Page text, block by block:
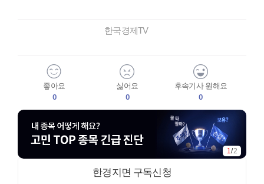
한국경제TV
좋아요
0
싫어요
0
후속기사 원해요
0
1 /2
한경지면 구독신청